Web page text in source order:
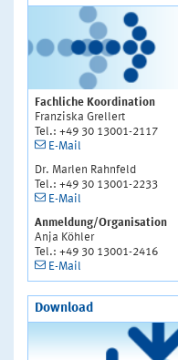
Fachliche Koordination
Franziska Grellert
Tel.: +49 30 13001-2117
E-Mail
Dr. Marlen Rahnfeld
Tel.: +49 30 13001-2233
E-Mail
Anmeldung/Organisation
Anja Köhler
Tel.: +49 30 13001-2416
E-Mail
Download